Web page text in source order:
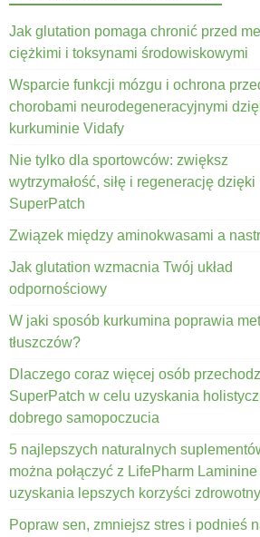
Jak glutation pomaga chronić przed
ciężkimi i toksynami środowiskowymi
Wsparcie funkcji mózgu i ochrona
chorobami neurodegeneracyjnymi
kurkuminie Vidafy
Nie tylko dla sportowców: zwiększ
wytrzymałość, siłę i regenerację dzięki
SuperPatch
Związek między aminokwasami a
Jak glutation wzmacnia Twój układ
odpornościowy
W jaki sposób kurkumina poprawia
tłuszczów?
Dlaczego coraz więcej osób
SuperPatch w celu uzyskania
dobrego samopoczucia
5 najlepszych naturalnych
można połączyć z LifePharm
uzyskania lepszych korzyści
Popraw sen, zmniejsz stres i podnieś